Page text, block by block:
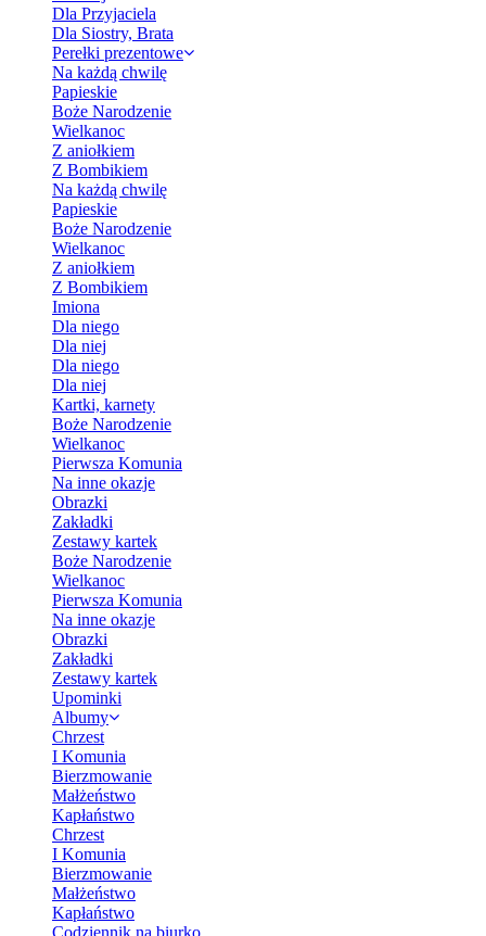
Dla Przyjaciela
Dla Siostry, Brata
Perełki prezentowe
Na każdą chwilę
Papieskie
Boże Narodzenie
Wielkanoc
Z aniołkiem
Z Bombikiem
Na każdą chwilę
Papieskie
Boże Narodzenie
Wielkanoc
Z aniołkiem
Z Bombikiem
Imiona
Dla niego
Dla niej
Dla niego
Dla niej
Kartki, karnety
Boże Narodzenie
Wielkanoc
Pierwsza Komunia
Na inne okazje
Obrazki
Zakładki
Zestawy kartek
Boże Narodzenie
Wielkanoc
Pierwsza Komunia
Na inne okazje
Obrazki
Zakładki
Zestawy kartek
Upominki
Albumy
Chrzest
I Komunia
Bierzmowanie
Małżeństwo
Kapłaństwo
Chrzest
I Komunia
Bierzmowanie
Małżeństwo
Kapłaństwo
Codziennik na biurko